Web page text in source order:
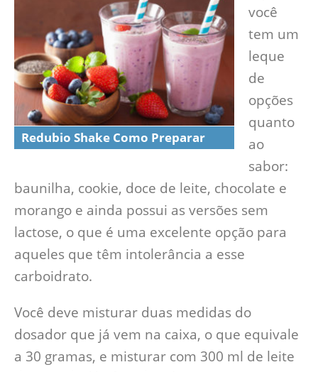
Redubio Shake Como Preparar
você
tem um
leque
de
opções
quanto
ao
sabor:
baunilha, cookie, doce de leite, chocolate e
morango e ainda possui as versões sem
lactose, o que é uma excelente opção para
aqueles que têm intolerância a esse
carboidrato.
Você deve misturar duas medidas do
dosador que já vem na caixa, o que equivale
a 30 gramas, e misturar com 300 ml de leite